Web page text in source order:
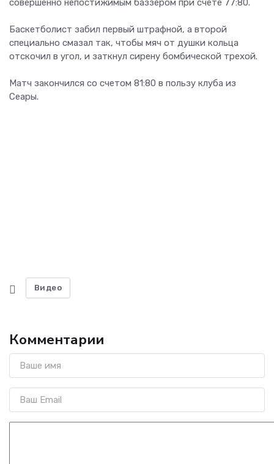
совершенно непостижимым баззером при счете 77:80.
Баскетболист забил первый штрафной, а второй
специально смазал так, чтобы мяч от душки кольца
отскочил в угол, и заткнул сирену бомбической трехой.
Матч закончился со счетом 81:80 в пользу клуба из
Сеары.
Видео
Комментарии